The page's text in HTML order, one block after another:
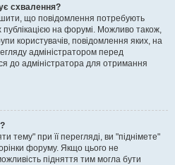
схвалення?
що повідомлення потребують
на форумі. Можливо також,
користувачів, повідомлення яких, на
адміністратором перед
до адміністратора для отримання
тему" при її перегляді, ви "піднімете"
форуму. Якщо цього не
підняття тим могла бути